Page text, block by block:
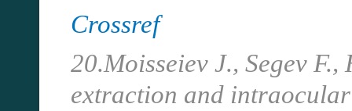
Crossref
20.Moisseiev J., Segev
extraction and